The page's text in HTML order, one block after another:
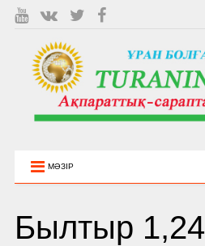
МӘЗІР
Былтыр 1,24